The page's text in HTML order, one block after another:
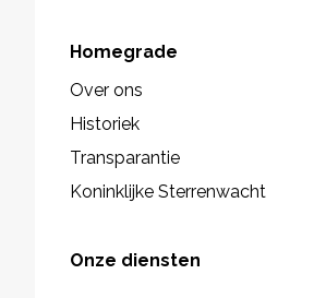
Homegrade
Over ons
Historiek
Transparantie
Koninklijke Sterrenwacht
Onze diensten